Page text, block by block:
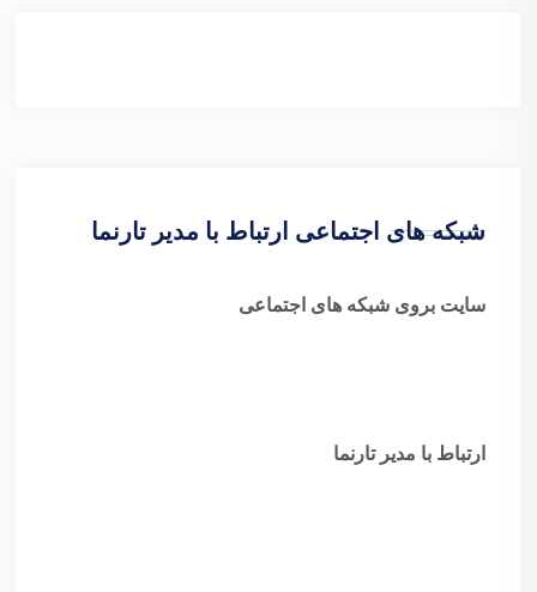
شبکه های اجتماعی ارتباط با مدیر تارنما
سایت بروی شبکه های اجتماعی
ارتباط با مدیر تارنما